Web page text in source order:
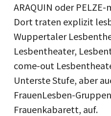
ARAQUIN oder
Dort traten explizit
Wuppertaler
Lesbentheater,
come-out
Unterste Stufe, aber
FrauenLesben-
Frauenkabarett, auf.